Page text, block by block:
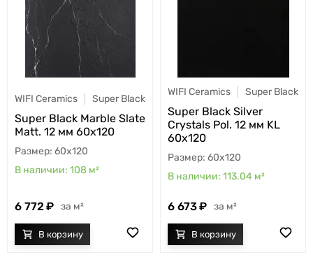
WIFI Ceramics Super Black
Super Black Marble Slate
Matt. 12 мм 60x120
60x120
108 м²
6 772 м²
WIFI Ceramics Super Black
Super Black Silver
Crystals Pol. 12 мм KL
60x120
60x120
113.04 м²
6 673 м²